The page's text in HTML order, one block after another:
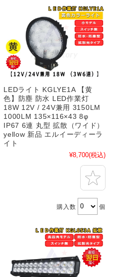
LEDライト KGLYE1A 【黄
色】防塵 防水 LED作業灯
18W 12V / 24V兼用 3150LM
1000LM 135×116×43 8φ
IP67 6連 丸型 拡散（ワイド）
yellow 新品 エルイーディーラ
イト
¥8,700(税込)
購入数 個